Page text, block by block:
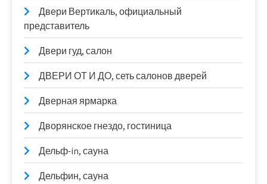
Двери Вертикаль, официальный
представитель
Двери гуд, салон
ДВЕРИ ОТ И ДО, сеть салонов дверей
Дверная ярмарка
Дворянское гнездо, гостиница
Дельф-in, сауна
Дельфин, сауна